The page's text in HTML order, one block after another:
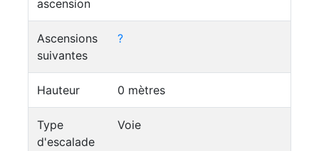
ascension
Ascensions
suivantes
?
Hauteur 0 mètres
Type
d'escalade
Voie